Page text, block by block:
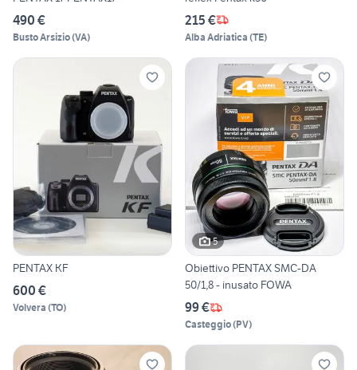
490 €
Busto Arsizio(VA)
215 €
Alba Adriatica (TE)
PENTAX KF
600 €
Volvera (TO)
5
Obiettivo PENTAX SMC-DA
50/1,8 - inusato FOWA
99 €
Casteggio(PV)